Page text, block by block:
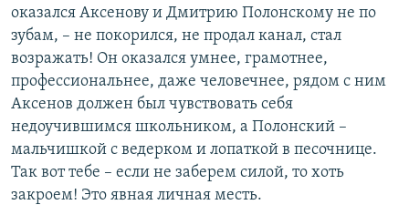
оказался Аксенову и Дмитрию Полонскому не по
зубам, – не покорился, не продал канал, стал
возражать! Он оказался умнее, грамотнее,
профессиональнее, даже человечнее, рядом с ним
Аксенов должен был чувствовать себя
недоучившимся школьником, а Полонский –
мальчишкой с ведерком и лопаткой в песочнице.
Так вот тебе – если не заберем силой, то хоть
закроем! Это явная личная месть.